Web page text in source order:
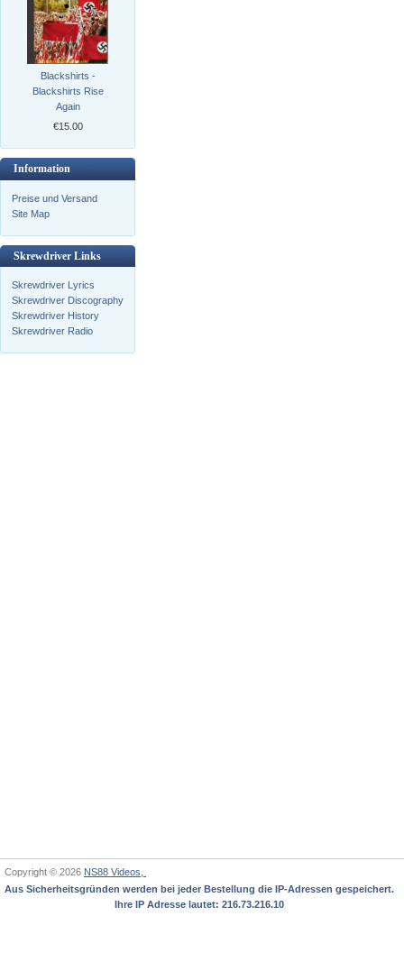
Blackshirts -
Blackshirts Rise
Again
€15.00
Information
Preise und Versand
Site Map
Skrewdriver Links
Skrewdriver Lyrics
Skrewdriver Discography
Skrewdriver History
Skrewdriver Radio
Copyright © 2026 NS88 Videos,
Aus Sicherheitsgründen werden bei jeder Bestellung die IP-Adressen gespeichert.
Ihre IP Adresse lautet: 216.73.216.10